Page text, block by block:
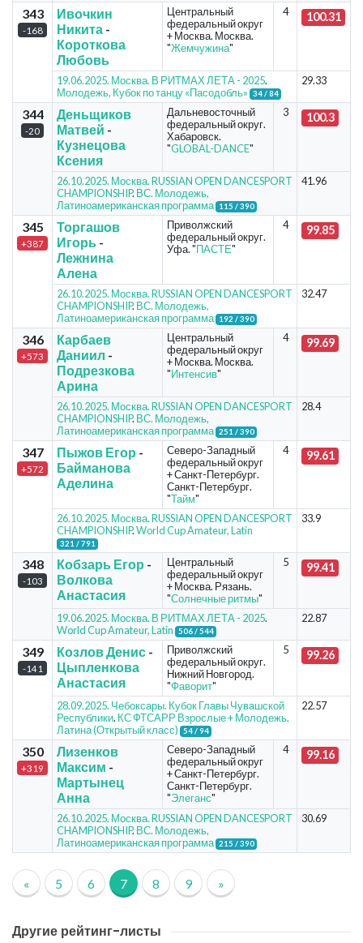
343
-168
Ивочкин
Никита-
Короткова
Любовь
Центральный
федеральный округ
+ Москва. Москва.
"Жемчужина"
4 100.31
19.06.2025. Москва. В РИТМАХ ЛЕТА - 2025.
Молодежь, Кубок по танцу «Пасодобль»
34 / 84
29.33
344
-20
Деньщиков
Матвей -
Кузнецова
Ксения
Дальневосточный
федеральный округ.
Хабаровск.
"GLOBAL-DANCE"
3 100.3
26.10.2025. Москва. RUSSIAN OPEN DANCESPORT
CHAMPIONSHIP. ВС. Молодежь,
Латиноамериканская программа
115 / 390
41.96
345
+387
Торгашов
Игорь-
Лежнина
Алена
Приволжский
федеральный округ.
Уфа. "ПАСТЕ"
4 99.85
26.10.2025. Москва. RUSSIAN OPEN DANCESPORT
CHAMPIONSHIP. ВС. Молодежь,
Латиноамериканская программа
192 / 390
32.47
346
+573
Карбаев
Даниил -
Подрезкова
Арина
Центральный
федеральный округ
+ Москва. Москва.
"Интенсив"
4 99.69
26.10.2025. Москва. RUSSIAN OPEN DANCESPORT
CHAMPIONSHIP. ВС. Молодежь,
Латиноамериканская программа 251 / 390
28.4
347
+572
Пыжов Егор -
Байманова
Аделина
Северо-Западный
федеральный округ
+ Санкт-Петербург.
Санкт-Петербург.
"Тайм"
4 99.61
26.10.2025. Москва. RUSSIAN OPEN DANCESPORT
CHAMPIONSHIP.World Cup Amateur, Latin
321 / 791
33.9
348
-103
Кобзарь Егор -
Волкова
Анастасия
Центральный
федеральный округ
+ Москва. Рязань.
"Солнечные ритмы"
5 99.41
19.06.2025. Москва. В РИТМАХ ЛЕТА - 2025.
World Cup Amateur, Latin
506 / 544
22.87
349
-141
Козлов Денис-
Цыпленкова
Анастасия
Приволжский
федеральный округ.
Нижний Новгород.
"Фаворит"
5 99.26
28.09.2025. Чебоксары. Кубок Главы Чувашской
Республики. КС ФТСАРР Взрослые + Молодежь,
Латина (Открытый класс)
54 / 94
22.57
350
+319
Лизенков
Максим -
Мартынец
Анна
Северо-Западный
федеральный округ
+ Санкт-Петербург.
Санкт-Петербург.
"Элеганс"
4 99.16
26.10.2025. Москва. RUSSIAN OPEN DANCESPORT
CHAMPIONSHIP. ВС. Молодежь,
Латиноамериканская программа 215 / 390
30.69
« 5 6 7 8 9 »
Другие рейтинг-листы